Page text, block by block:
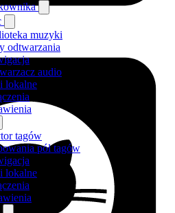
muzyki
odtwarzania
audio
lokalne
tagów
pól tagów
lokalne